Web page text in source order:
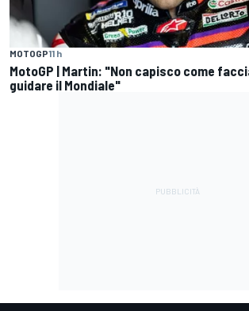
MOTOGP11 h
MotoGP | Martin: "Non capisco come
guidare il Mondiale"